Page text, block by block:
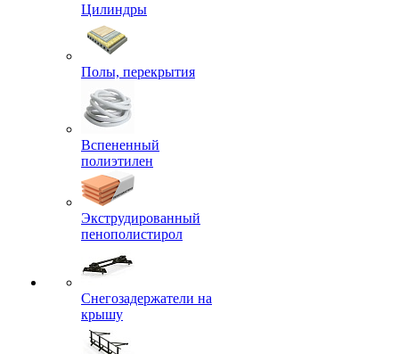
Цилиндры
Полы, перекрытия
Вспененный
полиэтилен
Экструдированный
пенополистирол
Снегозадержатели на
крышу